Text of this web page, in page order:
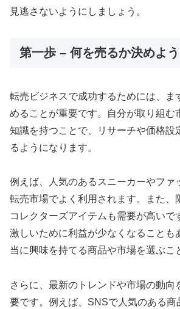
見逃さないようにしましょう。
第一歩 – 何を売るか決めよう
転売ビジネスで成功するためには、ま
めることが重要です。自分が取り組む
知識を持つことで、リサーチや価格設
るようになります。
例えば、人気のあるスニーカーやファ
転売市場でよく利用されます。また、
コレクターズアイテムも需要が高いで
激しいために利益が少なくなることも
当に興味を持てる商品や市場を選ぶこ
さらに、最新のトレンドや市場の動向
要です。例えば、SNSで人気のある商